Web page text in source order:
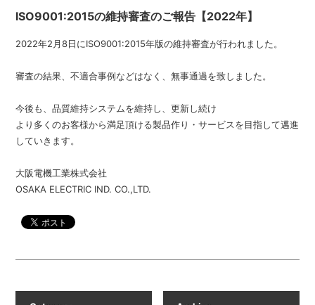
ISO9001:2015の維持審査のご報告【2022年】
2022年2月8日にISO9001:2015年版の維持審査が行われました。
審査の結果、不適合事例などはなく、無事通過を致しました。
今後も、品質維持システムを維持し、更新し続け
より多くのお客様から満足頂ける製品作り・サービスを目指して邁進
していきます。
大阪電機工業株式会社
OSAKA ELECTRIC IND. CO.,LTD.